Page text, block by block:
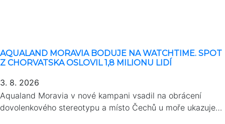
AQUALAND MORAVIA BODUJE NA WATCHTIME. SPOT
Z CHORVATSKA OSLOVIL 1,8 MILIONU LIDÍ
3. 8. 2026
Aqualand Moravia v nové kampani vsadil na obrácení
dovolenkového stereotypu a místo Čechů u moře ukazuje…